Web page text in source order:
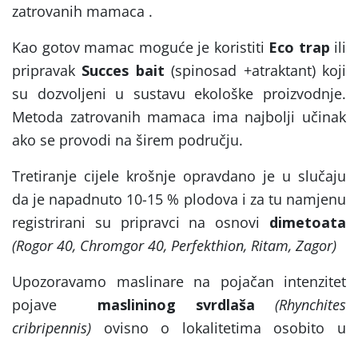
zatrovanih mamaca .
Kao gotov mamac moguće je koristiti Eco trap ili
pripravak Succes bait (spinosad +atraktant) koji
su dozvoljeni u sustavu ekološke proizvodnje.
Metoda zatrovanih mamaca ima najbolji učinak
ako se provodi na širem području.
Tretiranje cijele krošnje opravdano je u slučaju
da je napadnuto 10-15 % plodova i za tu namjenu
registrirani su pripravci na osnovi dimetoata
(Rogor 40, Chromgor 40, Perfekthion, Ritam, Zagor)
Upozoravamo maslinare na pojačan intenzitet
pojave maslininog svrdlaša
(Rhynchites
cribripennis) ovisno o lokalitetima osobito u